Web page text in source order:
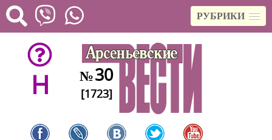
РУБРИКИ
H №30
[1723]